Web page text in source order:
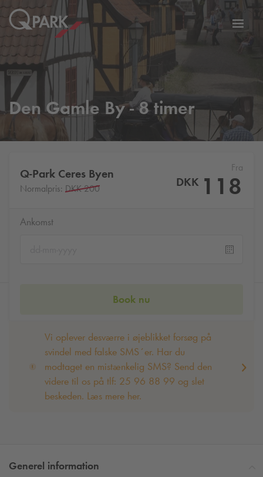
Slå
Den Gamle By - 8 timer
Q-Park Ceres Byen
Normalpris: DKK 200
Fra
DKK 118
Ankomst
Book nu
Vi oplever desværre i øjeblikket forsøg på
svindel med falske SMS´er. Har du
modtaget en mistænkelig SMS? Send den
videre til os på tlf: 25 96 88 99 og slet
beskeden. Læs mere her.
Generel information